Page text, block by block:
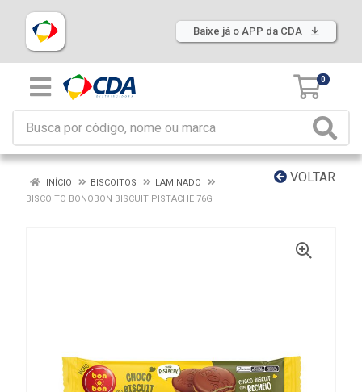
Baixe já o APP da CDA
0
VOLTAR
INÍCIO BISCOITOS
LAMINADO
BISCOITO BONOBON BISCUIT PISTACHE 76G